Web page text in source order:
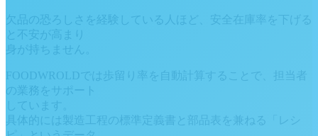
欠品の恐ろしさを経験している人ほど、安全在庫率を下げる
と不安が高まり
身が持ちません。
FOODWROLDでは歩留り率を自動計算することで、担当者
の業務をサポート
しています。
具体的には製造工程の標準定義書と部品表を兼ねる「レシ